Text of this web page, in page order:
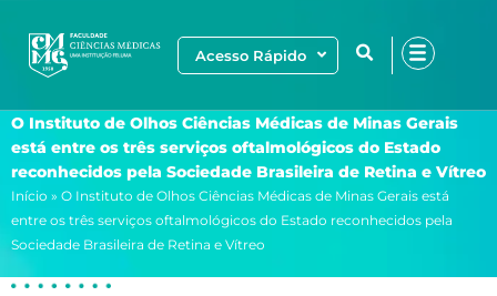
para
Acesso Rápido
O Instituto de Olhos Ciências Médicas de Minas Gerais
está entre os três serviços oftalmológicos do Estado
reconhecidos pela Sociedade Brasileira de Retina e Vítreo
Início » O Instituto de Olhos Ciências Médicas de Minas Gerais está
entre os três serviços oftalmológicos do Estado reconhecidos pela
Sociedade Brasileira de Retina e Vítreo